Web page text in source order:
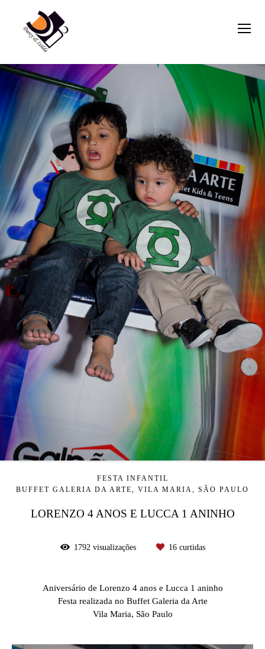
FESTA INFANTIL
BUFFET GALERIA DA ARTE, VILA MARIA, SÃO PAULO
LORENZO 4 ANOS E LUCCA 1 ANINHO
1792visualizações 16curtidas
Aniversário de Lorenzo 4 anos e Lucca 1 aninho
Festa realizada no Buffet Galeria da Arte
Vila Maria, São Paulo